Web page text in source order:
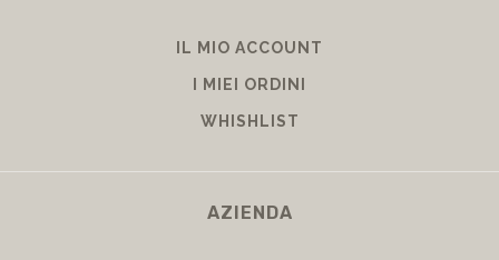
IL MIO ACCOUNT
I MIEI ORDINI
WHISHLIST
AZIENDA